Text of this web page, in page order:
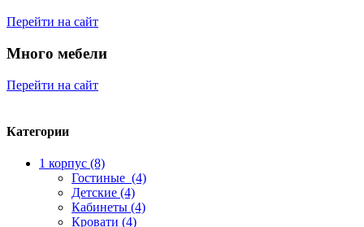
Перейти на сайт
Много мебели
Перейти на сайт
Категории
1 корпус (8)
Гостиные (4)
Детские (4)
Кабинеты (4)
Кровати (4)